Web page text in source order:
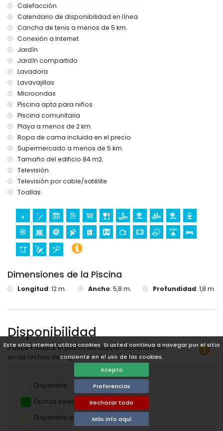
Este sitio internet utiliza cookies. Si usted continua a navegar por el sitio
consiente en el uso de las cookies.
Acepto
Preferencias
Rechazar todo
Más info aquí
Calefacción
Calendario de disponibilidad en línea
Cancha de tenis a menos de 5 km.
Conexión a Internet
Jardín
Jardín compartido
Lavadora
Lavavajillas
Microondas
Piscina apta para niños
Piscina comunitaria
Playa a menos de 2 km.
Ropa de cama incluida en el precio
Supermercado a menos de 5 km.
Tamaño del edificio 84 m2.
Televisión
Televisión por cable/satélite
Toallas
Dimensiones de la Piscina
Longitud: 12 m. Ancho: 5,8 m. Profundidad: 1,8 m.
Disponibilidad
¡Puede calcular el precio del alquiler haciendo clic
en las fechas de llegada y salida deseadas!
Disponible
Fechas seleccionadas
Disponible bajo petición